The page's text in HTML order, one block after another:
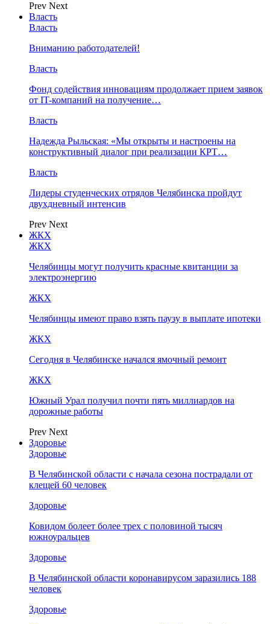
Prev Next
Власть
Власть
Вниманию работодателей!
Власть
Фонд содействия инновациям продолжает прием заявок
от IT-компаний на получение…
Власть
Надежда Рыльская: «Мы открыты и настроены на
конструктивный диалог при реализации КРТ…
Власть
Лидеры студенческих отрядов Челябинска пройдут
двухдневный интенсив
Prev Next
ЖКХ
ЖКХ
Челябинцы могут получить красные квитанции за
электроэнергию
ЖКХ
Челябинцы имеют право взять паузу в выплате ипотеки
ЖКХ
Сегодня в Челябинске начался ямочный ремонт
ЖКХ
Южный Урал получил почти пять миллиардов на
дорожные работы
Prev Next
Здоровье
Здоровье
В Челябинской области с начала сезона пострадали от
клещей 60 человек
Здоровье
Ковидом болеет более трех с половиной тысяч
южноуральцев
Здоровье
В Челябинской области коронавирусом заразились 188
человек
Здоровье